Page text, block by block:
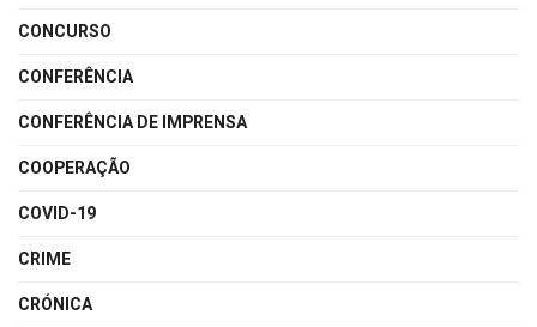
CONCURSO
CONFERÊNCIA
CONFERÊNCIA DE IMPRENSA
COOPERAÇÃO
COVID-19
CRIME
CRÓNICA